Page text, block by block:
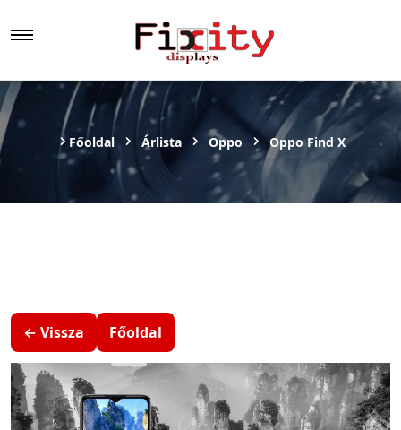
Főoldal Árlista Oppo Oppo Find X
← Vissza Főoldal